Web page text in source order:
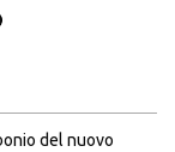
del nuovo